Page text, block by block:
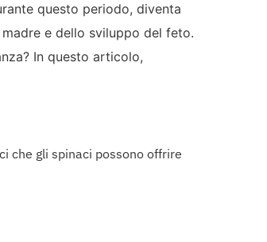
questo periodo, diventa
e dello sviluppo del feto.
In questo articolo,
che gli spinaci possono offrire